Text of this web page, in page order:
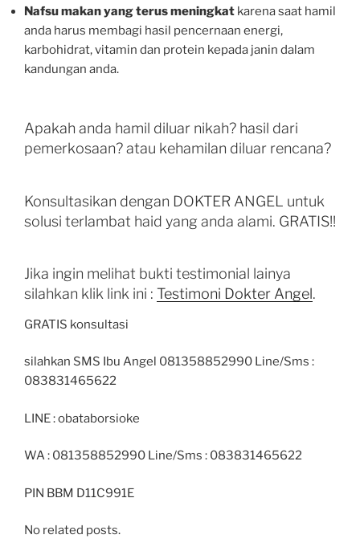
Nafsu makan yang terus meningkat karena saat hamil
anda harus membagi hasil pencernaan energi,
karbohidrat, vitamin dan protein kepada janin dalam
kandungan anda.
Apakah anda hamil diluar nikah? hasil dari
pemerkosaan? atau kehamilan diluar rencana?
Konsultasikan dengan DOKTER ANGEL untuk
solusi terlambat haid yang anda alami. GRATIS!!
Jika ingin melihat bukti testimonial lainya
silahkan klik link ini : Testimoni Dokter Angel.
GRATIS konsultasi
silahkan SMS Ibu Angel 081358852990 Line/Sms :
083831465622
LINE : obataborsioke
WA : 081358852990 Line/Sms : 083831465622
PIN BBM D11C991E
No related posts.